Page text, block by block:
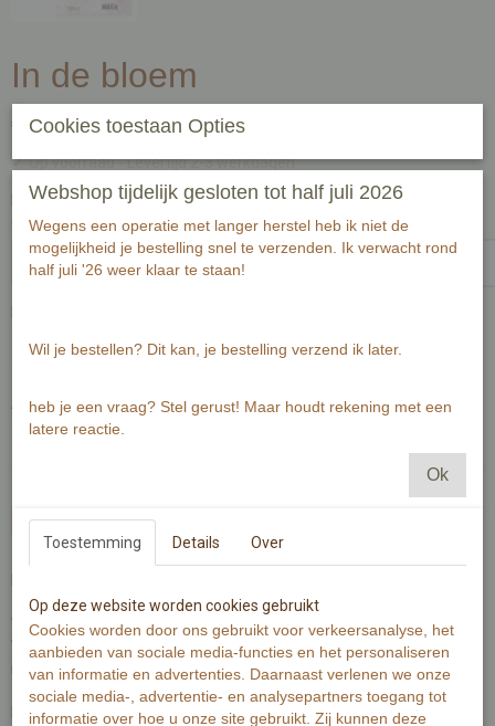
In de bloem
€ 2,00 (inclusief btw 21%)
✓Op voorraad- Levertijd 2-3 werkdagen
Handgeschreven tekst op achterzijde kaart (zwart fineliner) voor
ontvanger:-1-1
Aantal
In winkelwagen
Wenskaart is gedrukt op 300 grams warmwit papier.
Wenskaart bevat rechte hoeken. Op de achterzijde is minimale
informatie van de kaart zichtbaar.
De Illustratie is gemaakt met aquarelverf en zwarte inkt.
Cookies toestaan Opties
Webshop tijdelijk gesloten tot half juli 2026
Wegens een operatie met langer herstel heb ik niet de
mogelijkheid je bestelling snel te verzenden. Ik verwacht rond
half juli '26 weer klaar te staan!
Wil je bestellen? Dit kan, je bestelling verzend ik later.
heb je een vraag? Stel gerust! Maar houdt rekening met een
latere reactie.
Ok
Toestemming Details Over
Op deze website worden cookies gebruikt
Cookies worden door ons gebruikt voor verkeersanalyse, het
aanbieden van sociale media-functies en het personaliseren
van informatie en advertenties. Daarnaast verlenen we onze
sociale media-, advertentie- en analysepartners toegang tot
informatie over hoe u onze site gebruikt. Zij kunnen deze